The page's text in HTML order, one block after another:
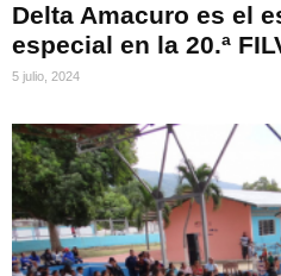
Delta Amacuro es el
especial en la 20.ª
5 julio, 2024